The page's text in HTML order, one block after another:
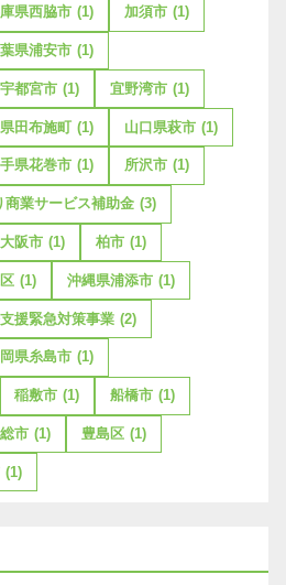
県西脇市 (1) 加須市 (1)
県浦安市 (1)
宇都宮市 (1) 宜野湾市 (1)
田布施町 (1) 山口県萩市 (1)
県花巻市 (1) 所沢市 (1)
業サービス補助金 (3)
阪市 (1) 柏市 (1)
(1) 沖縄県浦添市 (1)
援緊急対策事業 (2)
県糸島市 (1)
稲敷市 (1) 船橋市 (1)
市 (1) 豊島区 (1)
(1)